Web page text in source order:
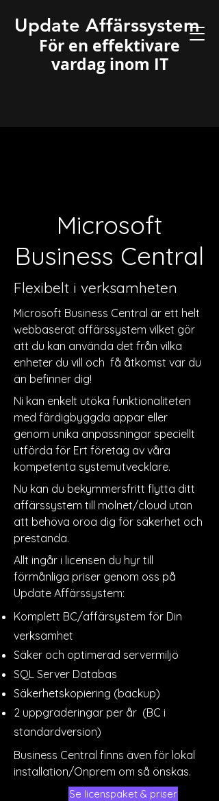
Update Affärssystem
För en effektivare
vardag inom IT
Microsoft
Business Central
Flexibelt i verksamheten
Microsoft Business Central är ett helt
webbaserat affärssystem vilket gör
att du kan använda det från vilka
enheter du vill och få åtkomst var du
än befinner dig!
Ni kan enkelt utöka funktionaliteten
med färdigbyggda appar eller
genom unika anpassningar speciellt
utförda för Ert företag av våra
kompetenta systemutvecklare.
Nu kan du bekymmersfritt flytta ditt
affärssystem till molnet/cloud utan
att behöva oroa dig för säkerhet och
prestanda.
Allt ingår i licensen du hyr till
förmånliga priser genom oss på
Update Affärssystem:
Komplett BC/affärsystem för Din
verksamhet
Säker och optimerad servermiljö
SQL Server Databas
Säkerhetskopiering (backup)
2 uppgraderingar per år (BC i
standardversion)
Business Central finns även för lokal
installation/Onprem om så önskas.
Se licenspaket & priser